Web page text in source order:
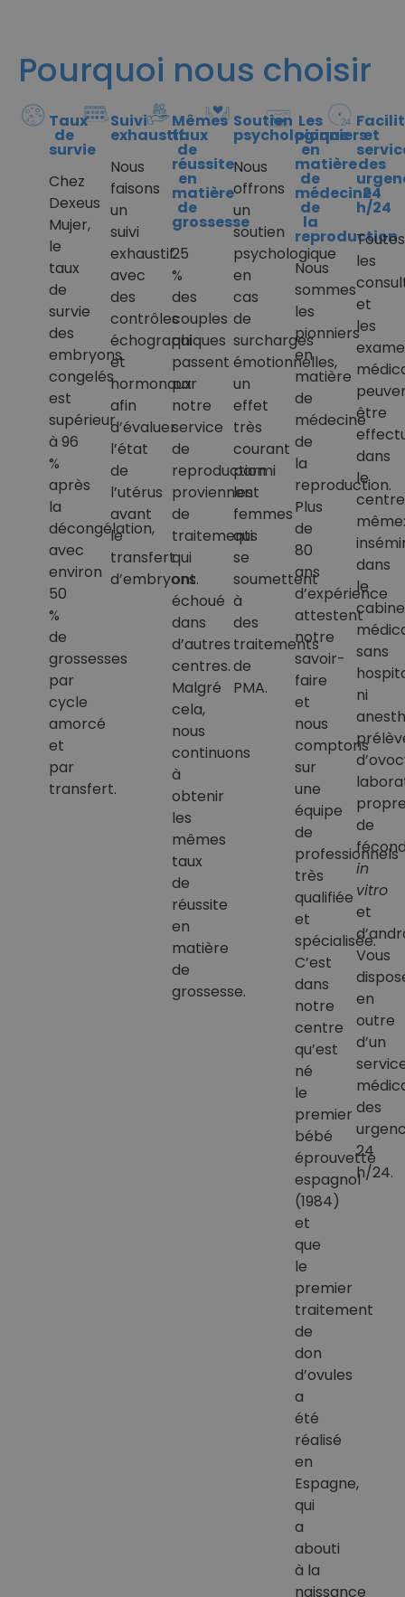
Pourquoi nous choisir
Taux
de
survie
Chez
Dexeus
Mujer,
le
taux
de
survie
des
embryons
congelés
est
supérieur
à 96
%
après
la
décongélation,
avec
environ
50
%
de
grossesses
par
cycle
amorcé
et
par
transfert.
Suivi
exhaustif
Nous
faisons
un
suivi
exhaustif
avec
des
contrôles
échographiques
et
hormonaux
afin
d’évaluer
l’état
de
l’utérus
avant
le
transfert
d’embryons.
Mêmes
taux
de
réussite
en
matière
de
grossesse
25
%
des
couples
qui
passent
par
notre
service
de
reproduction
proviennent
de
traitements
qui
ont
échoué
dans
d’autres
centres.
Malgré
cela,
nous
continuons
à
obtenir
les
mêmes
taux
de
réussite
en
matière
de
grossesse.
Soutien
psychologique
Nous
offrons
un
soutien
psychologique
en
cas
de
surcharges
émotionnelles,
un
effet
très
courant
parmi
les
femmes
qui
se
soumettent
à
des
traitements
de
PMA.
Les
pionniers
en
matière
de
médecine
de
la
reproduction
Nous
sommes
les
pionniers
en
matière
de
médecine
de
la
reproduction.
Plus
de
80
ans
d’expérience
attestent
notre
savoir-
faire
et
nous
comptons
sur
une
équipe
de
professionnels
très
qualifiée
et
spécialisée.
C’est
dans
notre
centre
qu’est
né
le
premier
bébé
éprouvette
espagnol
(1984)
et
que
le
premier
traitement
de
don
d’ovules
a
été
réalisé
en
Espagne,
qui
a
abouti
à la
naissance
et
des
24
h/24
Toutes
les
et
les
être
dans
le
centre
même:
dans
le
sans
ni
de
in
vitro
et
Vous
en
outre
d’un
des
24
h/24.